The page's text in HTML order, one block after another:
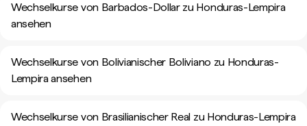
Wechselkurse von Barbados-Dollar zu Honduras-Lempira
ansehen
Wechselkurse von Bolivianischer Boliviano zu Honduras-
Lempira ansehen
Wechselkurse von Brasilianischer Real zu Honduras-Lempira